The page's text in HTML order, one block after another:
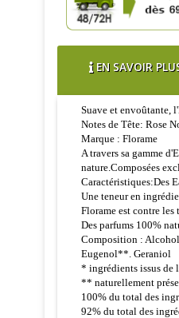
EN SAVOIR
Suave et envoûtante,
Notes de Tête: Rose
Marque : Florame
A travers sa gamme
nature.Composées
Caractéristiques:Des
Une teneur en
Florame est contre les
Des parfums 100%
Composition :
Eugenol**. Geraniol
* ingrédients issus
** naturellement
100% du total des
92% du total des